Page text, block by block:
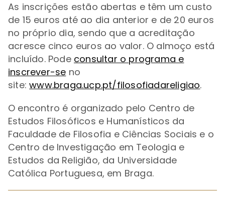
As inscrições estão abertas e têm um custo
de 15 euros até ao dia anterior e de 20 euros
no próprio dia, sendo que a acreditação
acresce cinco euros ao valor. O almoço está
incluído. Pode consultar o programa e
inscrever-se no
site:www.braga.ucp.pt/filosofiadareligiao.
O encontro é organizado pelo Centro de
Estudos Filosóficos e Humanísticos da
Faculdade de Filosofia e Ciências Sociais e o
Centro de Investigação em Teologia e
Estudos da Religião, da Universidade
Católica Portuguesa, em Braga.